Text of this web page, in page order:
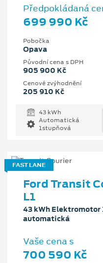
Předpokládaná
699 990 Kč
Pobočka
Opava
Původní cena s DPH
905 900 Kč
Cenové zvýhodnění
205 910 Kč
43 kWh
Automatická
1stupňová
FAST LANE
Ford Transit
L1
43 kWh Elektromotor
automatická
Vaše cena s
700 590 Kč